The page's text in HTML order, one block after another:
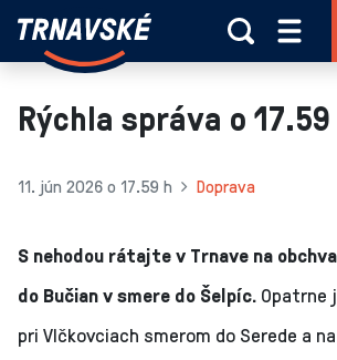
Skočiť na obsah
Trnavské
Vieme,
čo
deje
Rýchla správa o 17.59
11. jún 2026 o 17.59 h Doprava
S nehodou rátajte v Trnave na
do Bučian v smere do Šelpíc. Opatrne
pri Vlčkovciach smerom do Serede a